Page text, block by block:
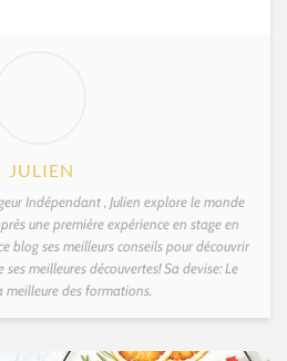
JULIEN
Indépendant , Julien explore le monde
une première expérience en stage en
blog ses meilleurs conseils pour découvrir
meilleures découvertes! Sa devise: Le
meilleure des formations.